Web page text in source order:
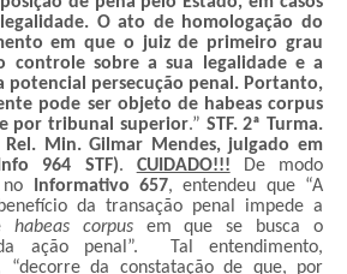
O ato de homologação do
em que o juiz de primeiro grau
controle sobre a sua legalidade e a
potencial persecução penal. Portanto,
pode ser objeto de habeas corpus
por tribunal superior.” STF. 2ª Turma.
Rel. Min. Gilmar Mendes, julgado em
964 STF). CUIDADO!!! De modo
Informativo 657, entendeu que “A
da transação penal impede a
habeas corpusem que se busca o
ação penal”. Tal entendimento,
“decorre da constatação de que, por